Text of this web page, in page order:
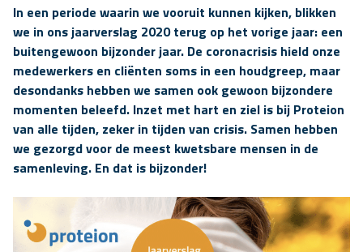
In een periode waarin we vooruit kunnen kijken, blikken
we in ons jaarverslag 2020 terug op het vorige jaar: een
buitengewoon bijzonder jaar. De coronacrisis hield onze
medewerkers en cliënten soms in een houdgreep, maar
desondanks hebben we samen ook gewoon bijzondere
momenten beleefd. Inzet met hart en ziel is bij Proteion
van alle tijden, zeker in tijden van crisis. Samen hebben
we gezorgd voor de meest kwetsbare mensen in de
samenleving. En dat is bijzonder!